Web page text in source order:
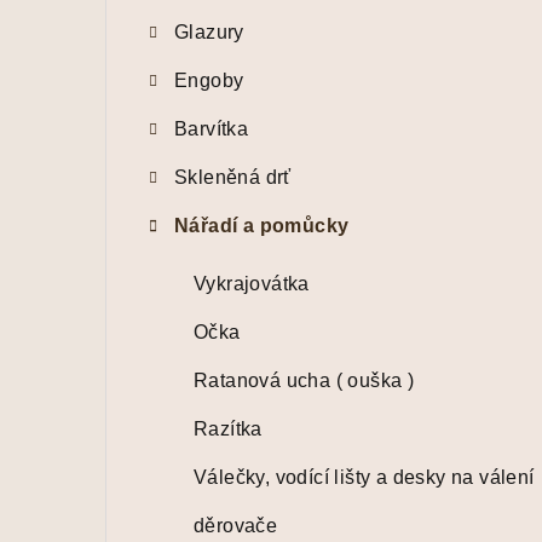
Glazury
Engoby
Barvítka
Skleněná drť
Nářadí a pomůcky
Vykrajovátka
Očka
Ratanová ucha ( ouška )
Razítka
Válečky, vodící lišty a desky na válení
děrovače